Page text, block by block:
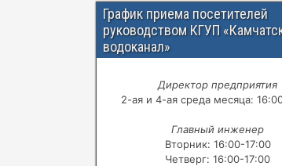
График приема посетителей
руководством КГУП
водоканал»
Директор предприятия
2-ая и 4-ая среда месяца:
Главный инженер
Вторник: 16:00-17:00
Четверг: 16:00-17:00